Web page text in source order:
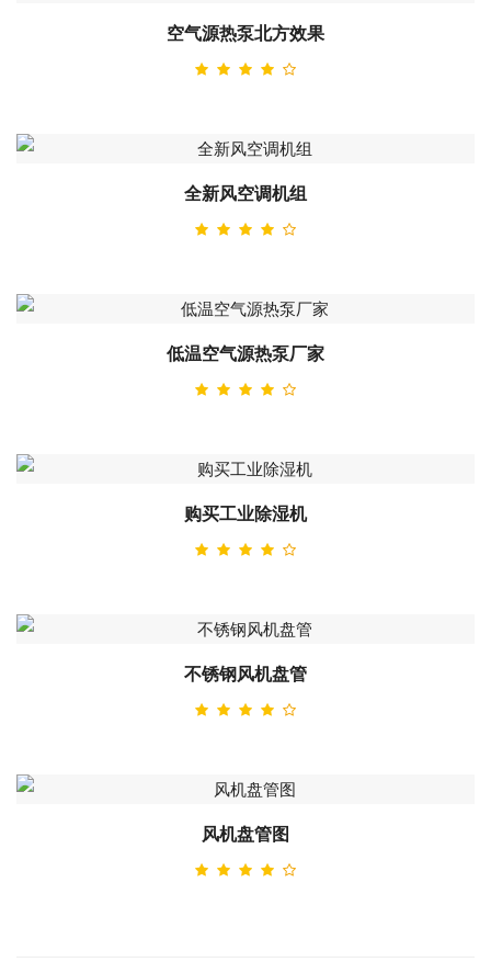
空气源热泵北方效果
全新风空调机组
低温空气源热泵厂家
购买工业除湿机
不锈钢风机盘管
风机盘管图